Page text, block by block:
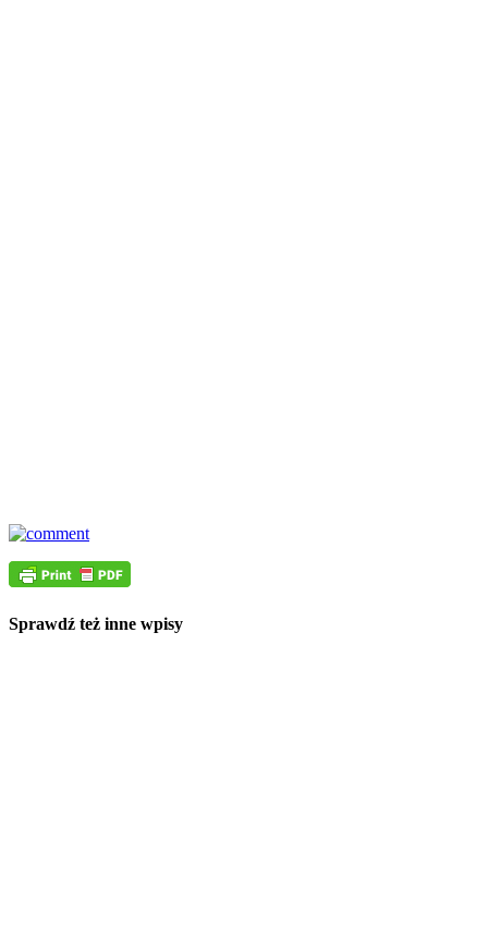
Sprawdź też inne wpisy